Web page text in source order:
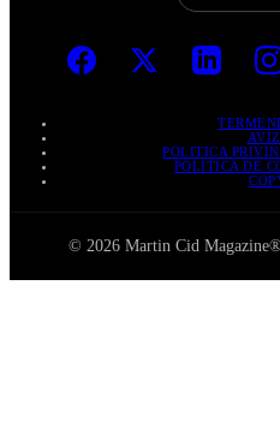
POLITICA
POLITICA DE
© 2026 Martin Cid